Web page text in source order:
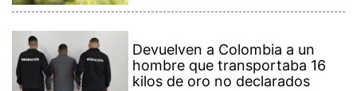
Devuelven a Colombia a un
hombre que transportaba 16
kilos de oro no declarados